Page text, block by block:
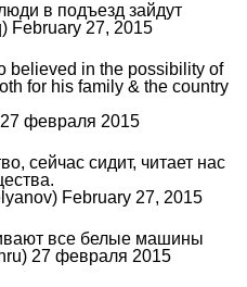
в подъезд зайдут
February 27, 2015
believed in the possibility of
for his family & the country
27 февраля 2015
сейчас сидит, читает нас
February 27, 2015
все белые машины
27 февраля 2015